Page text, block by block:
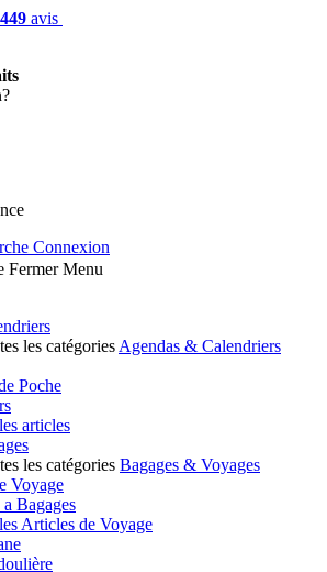
avis
Connexion
Fermer Menu
les catégories Agendas & Calendriers
Poche
articles
les catégories Bagages & Voyages
Voyage
Bagages
Articles de Voyage